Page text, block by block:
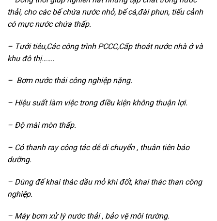
thải, cho các bể chứa nước nhỏ, bể cá,đài phun, tiểu cảnh
có mực nước chứa thấp.
– Tưới tiêu,Các công trình PCCC,Cấp thoát nước nhà ở và
khu đô thị…….
– Bơm nước thải công nghiệp nặng.
– Hiệu suất làm việc trong điều kiện không thuận lợi.
– Độ mài mòn thấp.
– Có thanh ray công tác dễ di chuyển , thuân tiên bảo
dưỡng.
– Dùng để khai thác dầu mỏ khí đốt, khai thác than công
nghiệp.
– Máy bơm xử lý nước thải , bảo vệ môi trường.